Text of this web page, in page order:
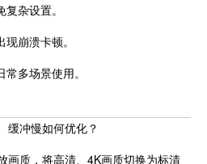
杂设置。
崩溃卡顿。
多场景使用。
缓冲慢如何优化？
画质，将高清、4K画质切换为标清